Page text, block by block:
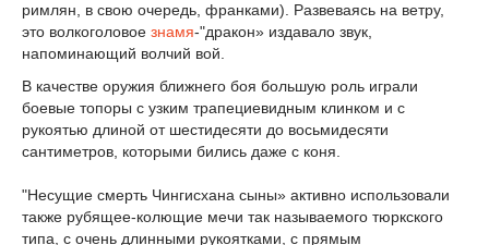
римлян, в свою очередь, франками). Развеваясь на ветру,
это волкоголовое знамя-"дракон» издавало звук,
напоминающий волчий вой.
В качестве оружия ближнего боя большую роль играли
боевые топоры с узким трапециевидным клинком и с
рукоятью длиной от шестидесяти до восьмидесяти
сантиметров, которыми бились даже с коня.
"Несущие смерть Чингисхана сыны» активно использовали
также рубящее-колющие мечи так называемого тюркского
типа, с очень длинными рукоятками, с прямым